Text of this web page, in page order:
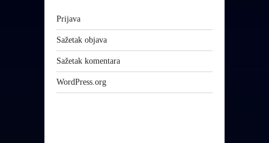
Prijava
Sažetak objava
Sažetak komentara
WordPress.org